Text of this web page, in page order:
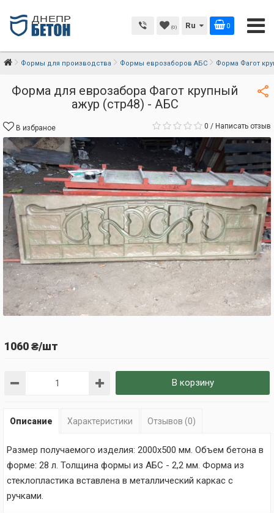
(0) Ru 0
Формы для производства Формы еврозаборов АБС Форма Фагот
Форма для еврозабора Фагот крупный
ажур (стр48) - АБС
В избраное 0 / Написать отзыв
1060 ₴/шт
В корзину
Описание Характеристики Отзывов (0)
Размер получаемого изделия: 2000х500 мм. Объем бетона в
форме: 28 л. Толщина формы из АБС - 2,2 мм. Форма из
стеклопластика вставлена в металлический каркас с
ручками.